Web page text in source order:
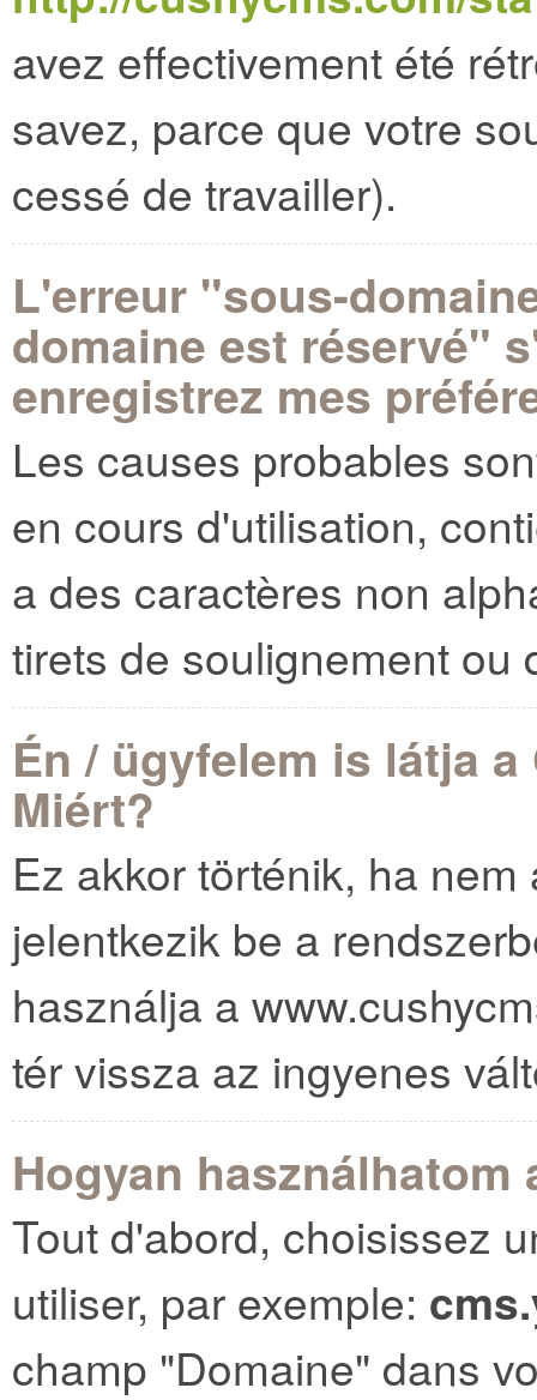
avez effectivement été
savez, parce que votre
cessé de travailler).
L'erreur "sous-
domaine est réservé"
enregistrez mes
Les causes probables
en cours d'utilisation,
a des caractères non
tirets de soulignement ou
Én / ügyfelem is látja
Miért?
Ez akkor történik, ha
jelentkezik be a
használja a
tér vissza az ingyenes
Hogyan
Tout d'abord, choisissez
utiliser, par exemple:
champ "Domaine" dans